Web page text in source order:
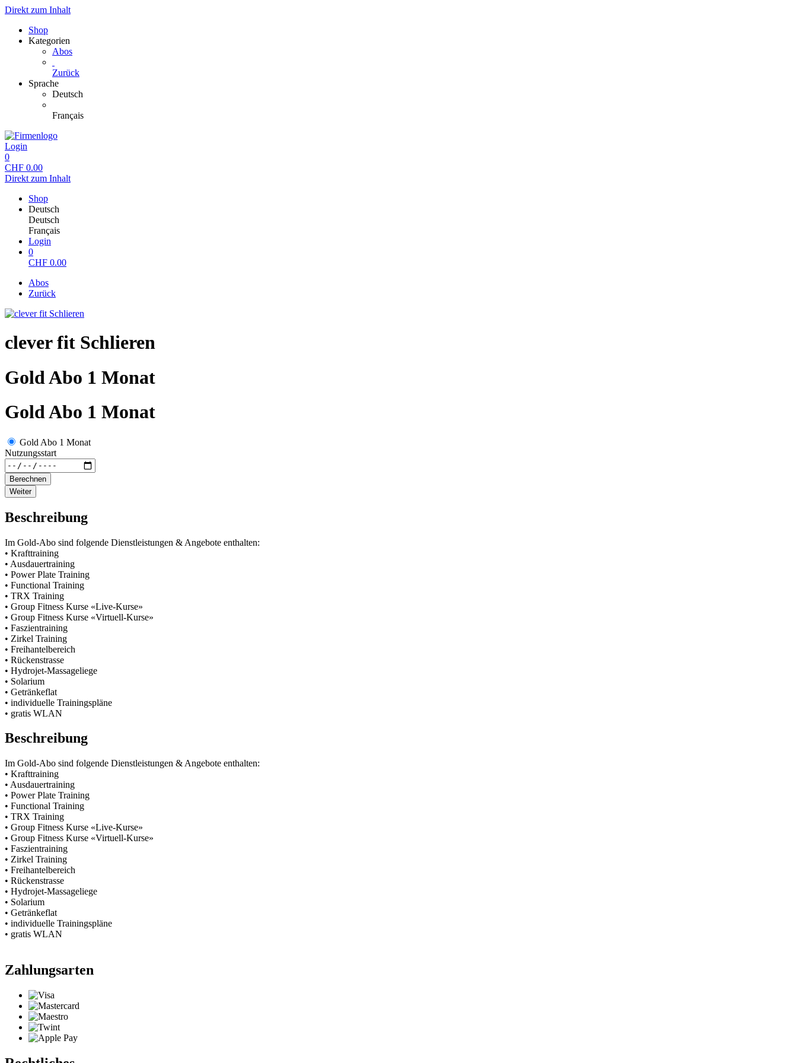
Direkt zum Inhalt
Shop
Kategorien
Abos
Zurück
Sprache
Deutsch
Français
Login
0
CHF 0.00
Direkt zum Inhalt
Shop
Deutsch
Deutsch
Français
Login
0
CHF 0.00
Abos
Zurück
clever fit Schlieren
Gold Abo 1 Monat
Gold Abo 1 Monat
Gold Abo 1 Monat
Nutzungsstart
Berechnen
Weiter
Beschreibung
Im Gold-Abo sind folgende Dienstleistungen & Angebote enthalten:
• Krafttraining
• Ausdauertraining
• Power Plate Training
• Functional Training
• TRX Training
• Group Fitness Kurse «Live-Kurse»
• Group Fitness Kurse «Virtuell-Kurse»
• Faszientraining
• Zirkel Training
• Freihantelbereich
• Rückenstrasse
• Hydrojet-Massageliege
• Solarium
• Getränkeflat
• individuelle Trainingspläne
• gratis WLAN
Beschreibung
Im Gold-Abo sind folgende Dienstleistungen & Angebote enthalten:
• Krafttraining
• Ausdauertraining
• Power Plate Training
• Functional Training
• TRX Training
• Group Fitness Kurse «Live-Kurse»
• Group Fitness Kurse «Virtuell-Kurse»
• Faszientraining
• Zirkel Training
• Freihantelbereich
• Rückenstrasse
• Hydrojet-Massageliege
• Solarium
• Getränkeflat
• individuelle Trainingspläne
• gratis WLAN
Zahlungsarten